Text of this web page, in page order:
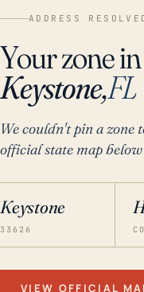
ADDRESS
Your zone in
Keystone,FL
We couldn't pin a zone
official state map
Keystone
33626
VIEW OFFICIAL